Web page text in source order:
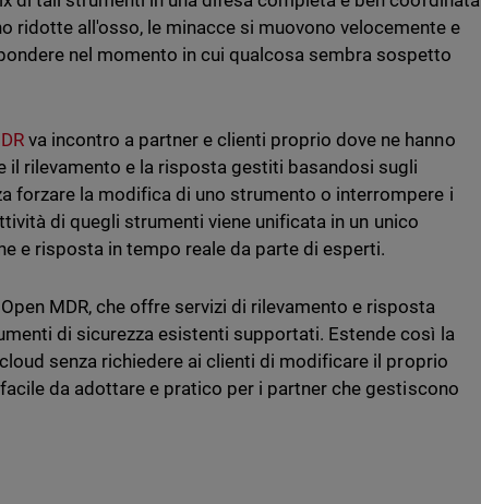
ridotte all'osso, le minacce si muovono velocemente e
nel momento in cui qualcosa sembra sospetto
va incontro a partner e clienti proprio dove ne hanno
il rilevamento e la risposta gestiti basandosi sugli
forzare la modifica di uno strumento o interrompere i
di quegli strumenti viene unificata in un unico
e risposta in tempo reale da parte di esperti.
MDR, che offre servizi di rilevamento e risposta
di sicurezza esistenti supportati. Estende così la
senza richiedere ai clienti di modificare il proprio
da adottare e pratico per i partner che gestiscono